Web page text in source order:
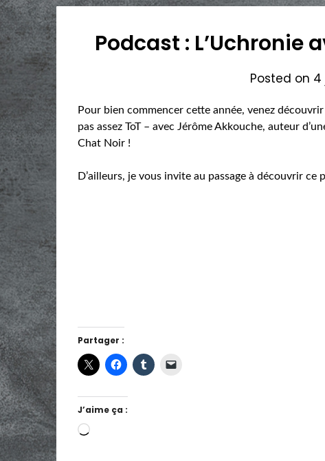
Podcast : L’Uchronie
Posted on 4
Pour bien commencer cette année, venez
pas assez ToT – avec Jérôme Akkouche, auteur
Chat Noir !
D’ailleurs, je vous invite au passage à découvrir
Partager :
J’aime ça :
Chargement…